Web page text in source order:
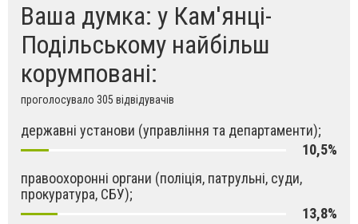
Ваша думка: у Кам'янці-
Подільському найбільш
корумповані:
проголосувало 305 відвідувачів
державні установи (управління та департаменти);
10,5%
правоохоронні органи (поліція, патрульні, суди,
прокуратура, СБУ);
13,8%